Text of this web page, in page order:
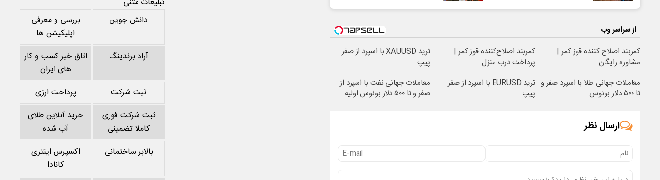
از سراسر وب
کمربند اصلاح کننده قوز کمر |
مشاوره رایگان
کمربند اصلاح‌کننده قوز کمر |
پرداخت درب منزل
ترید XAUUSD با اسپرد از صفر
پیپ
معاملات جهانی طلا با اسپرد صفر و
تا ۵۰۰ دلار بونوس
ترید EURUSD با اسپرد از صفر
پیپ
معاملات جهانی نفت با اسپرد از
صفر و تا ۵۰۰ دلار بونوس اولیه
ارسال نظر
دانش جوین
بررسی و معرفی
اپلیکیشن ها
آراد برندینگ
اتاق خبر کسب و کار
های ایران
ثبت شرکت
پرداخت ارزی
ثبت شرکت فوری
کاملا تضمینی
خرید آنلاین طلای
آب شده
بالابر ساختمانی
اکسپرس اینتری
کانادا